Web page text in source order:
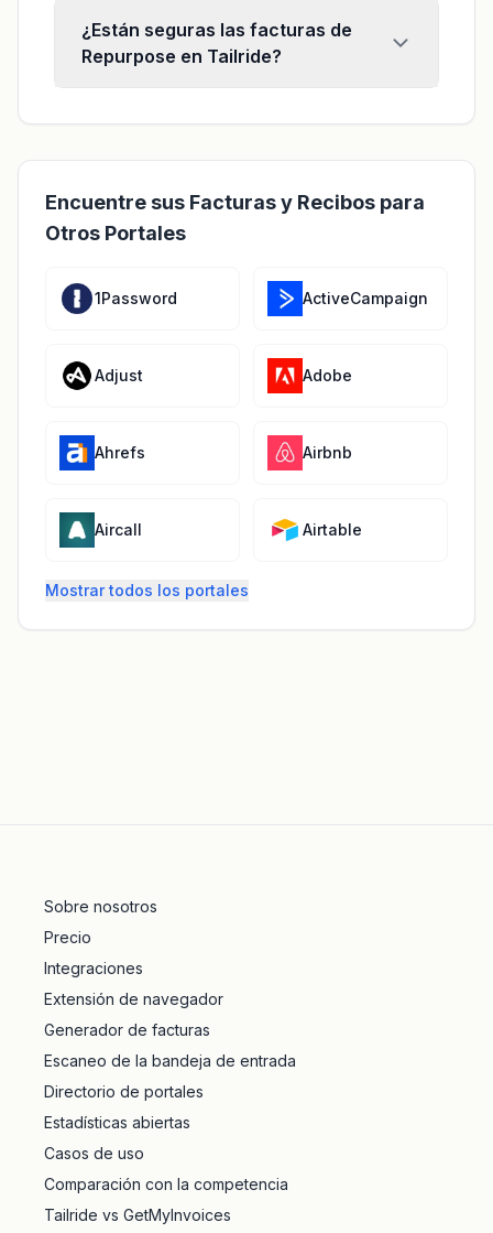
¿Están seguras las facturas de
Repurpose en Tailride?
Encuentre sus Facturas y Recibos para
Otros Portales
1Password ActiveCampaign
Adjust Adobe
Ahrefs Airbnb
Aircall Airtable
Mostrar todos los portales
Sobre nosotros
Precio
Integraciones
Extensión de navegador
Generador de facturas
Escaneo de la bandeja de entrada
Directorio de portales
Estadísticas abiertas
Casos de uso
Comparación con la competencia
Tailride vs GetMyInvoices